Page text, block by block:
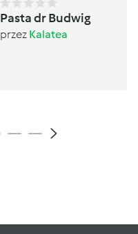
Pasta dr Budwig
przez Kalatea